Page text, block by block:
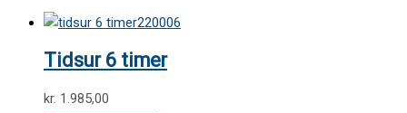
220006
Tidsur 6 timer
kr. 1.985,00